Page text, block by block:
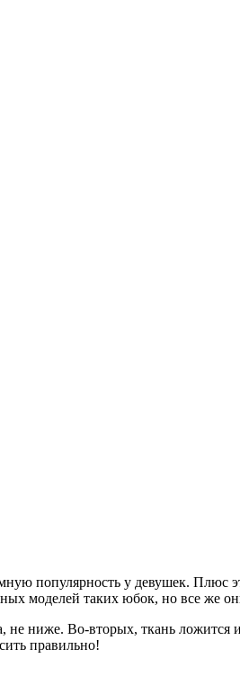
популярность у девушек. Плюс
моделей таких юбок, но все же
ниже. Во-вторых, ткань ложится
правильно!